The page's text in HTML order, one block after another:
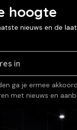
hoogte
nieuws en de
ga je ermee
met nieuws en